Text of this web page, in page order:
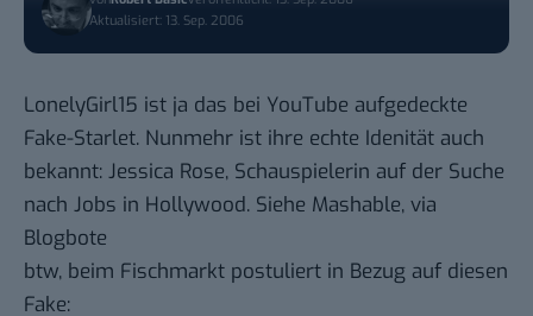
Aktualisiert: 13. Sep. 2006
LonelyGirl15 ist ja das bei YouTube aufgedeckte
Fake-Starlet. Nunmehr ist ihre echte Idenität auch
bekannt: Jessica Rose, Schauspielerin auf der Suche
nach Jobs in Hollywood. Siehe Mashable, via
Blogbote
btw, beim Fischmarkt postuliert in Bezug auf diesen
Fake: